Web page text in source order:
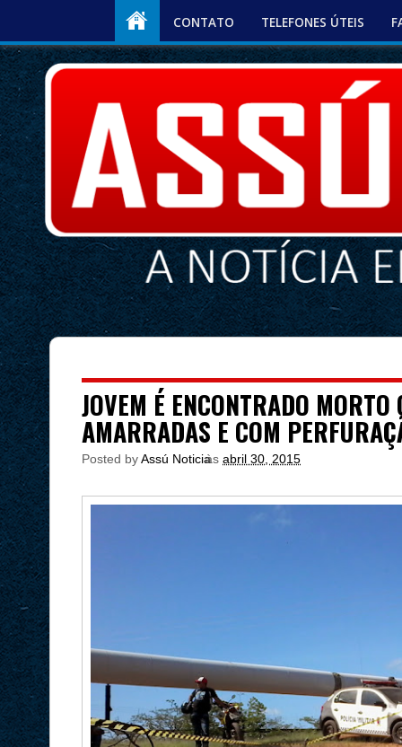
CONTATO TELEFONES ÚTEIS
JOVEM É ENCONTRADO
AMARRADAS E COM
Posted byAssú Noticia
às abril 30, 2015